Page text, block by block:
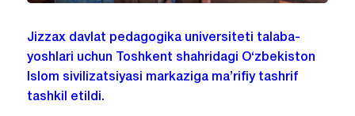
Jizzax davlat pedagogika universiteti talaba-
yoshlari uchun Toshkent shahridagi O‘zbekiston
Islom sivilizatsiyasi markaziga ma’rifiy tashrif
tashkil etildi.